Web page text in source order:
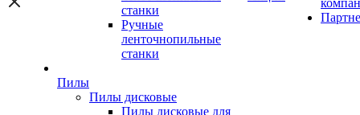
станки
Ручные
ленточнопильные
станки
Пилы
Пилы дисковые
Пилы дисковые для